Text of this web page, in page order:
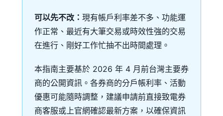
可以先不改： 現有帳戶利率差不多、功能運
作正常、最近有大筆交易或時效性強的交易
在進行、剛好工作忙抽不出時間處理。
本指南主要基於 2026 年 4 月前台灣主要券
商的公開資訊。各券商的分戶帳利率、活動
優惠可能隨時調整，建議申請前直接致電券
商客服或上官網確認最新方案，以確保資訊